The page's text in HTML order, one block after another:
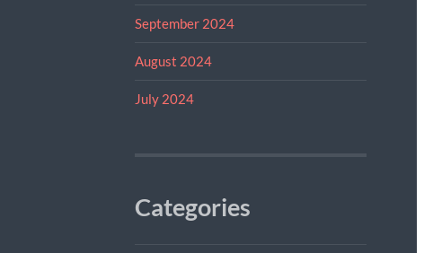
September 2024
August 2024
July 2024
Categories